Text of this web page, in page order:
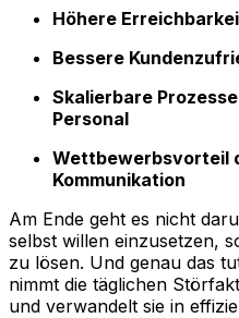
Höhere
Bessere
Skalierbare
Personal
Wettbewerbsvorteil
Kommunikation
Am Ende geht es nicht
selbst willen einzusetzen,
zu lösen. Und genau das
nimmt die täglichen
und verwandelt sie in